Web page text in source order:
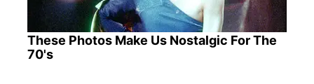
These Photos Make Us Nostalgic For The
70's